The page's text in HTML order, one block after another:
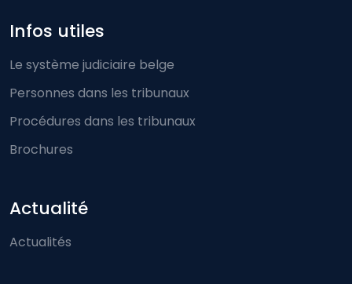
Infos utiles
Le système judiciaire belge
Personnes dans les tribunaux
Procédures dans les tribunaux
Brochures
Actualité
Actualités